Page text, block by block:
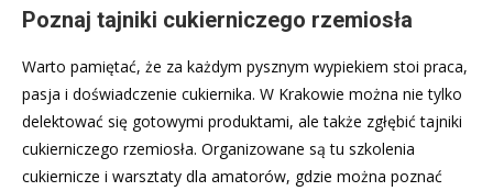
Poznaj tajniki cukierniczego rzemiosła
Warto pamiętać, że za każdym pysznym wypiekiem stoi praca,
pasja i doświadczenie cukiernika. W Krakowie można nie tylko
delektować się gotowymi produktami, ale także zgłębić tajniki
cukierniczego rzemiosła. Organizowane są tu szkolenia
cukiernicze i warsztaty dla amatorów, gdzie można poznać